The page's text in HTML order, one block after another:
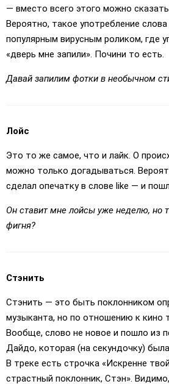
— вместо всего этого можно
Вероятно, такое употребление
популярным вирусным роликом, где
«дверь мне запили». Почини то есть.
Давай запилим фотки в необычном
Лойс
Это то же самое, что и лайк. О
можно только догадываться.
сделал опечатку в слове like — и
Он ставит мне лойсы уже неделю, но
фигня?
Стэнить
Стэнить — это быть поклонником
музыканта, но по отношению к кино
Вообще, слово не новое и пошло из
Дайдо, которая (на секундочку)
В треке есть строчка «Искренне
страстный поклонник, Стэн».